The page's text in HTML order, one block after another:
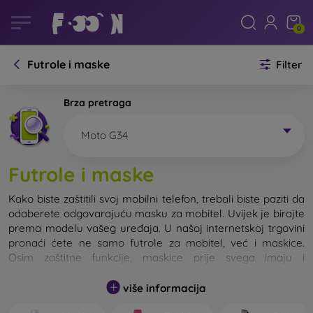
0
Futrole i maske Filter
Brza pretraga
Moto G34
Futrole i maske
Kako biste zaštitili svoj mobilni telefon, trebali biste paziti da
odaberete odgovarajuću masku za mobitel. Uvijek je birajte
prema modelu vašeg uređaja. U našoj internetskoj trgovini
pronaći ćete ne samo futrole za mobitel, već i maskice.
Osim zaštitne funkcije, maskice prije svega imaju i
Maskicu za mobitel možemo također nazvati i stražnjom
više informacija